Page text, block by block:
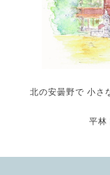
北の安曇野で 小さ
平林